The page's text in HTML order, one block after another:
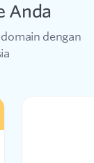
Anda
dengan